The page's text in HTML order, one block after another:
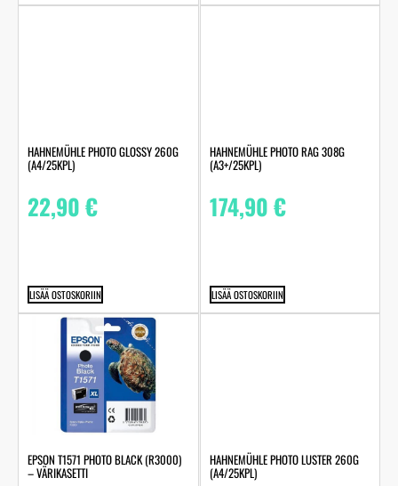
HAHNEMÜHLE PHOTO GLOSSY 260G
(A4/25KPL)
22,90€
LISÄÄ OSTOSKORIIN
HAHNEMÜHLE PHOTO RAG 308G
(A3+/25KPL)
174,90€
LISÄÄ OSTOSKORIIN
EPSON T1571 PHOTO BLACK (R3000)
– VÄRIKASETTI
HAHNEMÜHLE PHOTO LUSTER 260G
(A4/25KPL)